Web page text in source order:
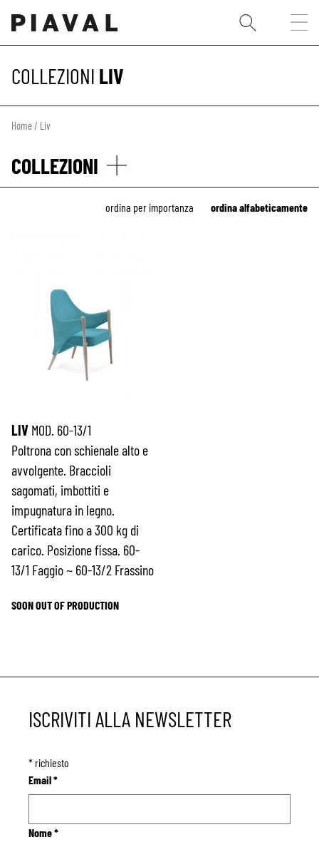
COLLEZIONI LIV
Home/ Liv
COLLEZIONI
ordina alfabeticamente
ordina per importanza
LIV MOD. 60-13/1
Poltrona con schienale alto e
avvolgente. Braccioli
sagomati, imbottiti e
impugnatura in legno.
Certificata fino a 300 kg di
carico. Posizione fissa. 60-
13/1 Faggio ~ 60-13/2 Frassino
SOON OUT OF PRODUCTION
ISCRIVITI ALLA NEWSLETTER
* richiesto
Email*
Nome*